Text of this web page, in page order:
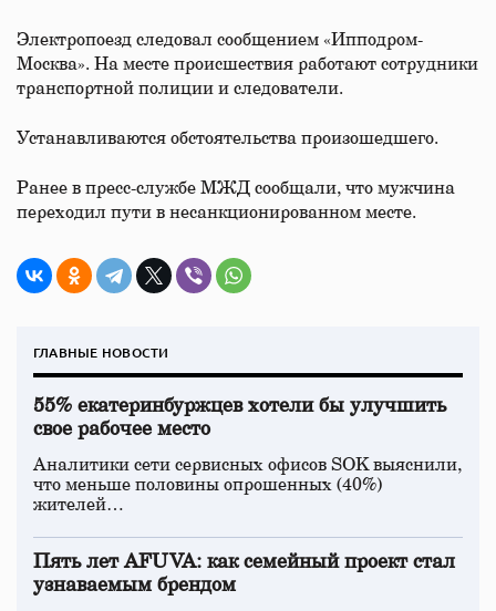
Электропоезд следовал сообщением «Ипподром-
Москва». На месте происшествия работают сотрудники
транспортной полиции и следователи.
Устанавливаются обстоятельства произошедшего.
Ранее в пресс-службе МЖД сообщали, что мужчина
переходил пути в несанкционированном месте.
ГЛАВНЫЕ НОВОСТИ
55% екатеринбуржцев хотели бы улучшить
свое рабочее место
Аналитики сети сервисных офисов SOK выяснили,
что меньше половины опрошенных (40%)
жителей…
Пять лет AFUVA: как семейный проект стал
узнаваемым брендом